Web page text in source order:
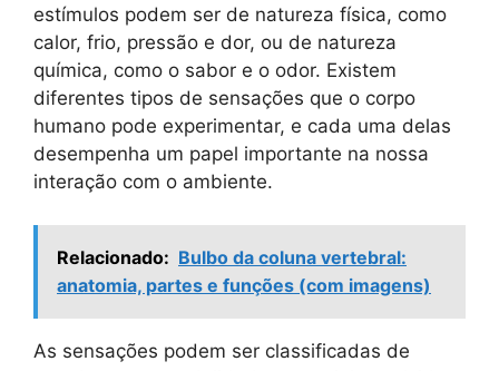
estímulos podem ser de natureza física, como
calor, frio, pressão e dor, ou de natureza
química, como o sabor e o odor. Existem
diferentes tipos de sensações que o corpo
humano pode experimentar, e cada uma delas
desempenha um papel importante na nossa
interação com o ambiente.
Relacionado: Bulbo da coluna vertebral:
anatomia, partes e funções (com imagens)
As sensações podem ser classificadas de